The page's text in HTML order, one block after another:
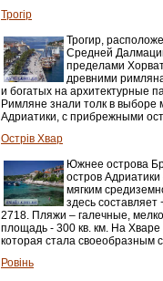
Трогір
Трогир,
Средней
пределами
древними
и богатых на архитектурные
Римляне знали толк в
Адриатики, с прибрежными
Острів Хвар
Южнее острова
остров
мягким
здесь составляет
2718. Пляжи – галечные,
площадь - 300 кв. км. На
которая стала своеобразным
Ровінь